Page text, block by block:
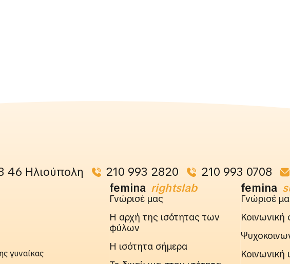
46 Ηλιούπολη 210 993 2820 210 993 0708
γυναίκας
femina rightslab
Γνώρισέ μας
Η αρχή της ισότητας των
φύλων
Η ισότητα σήμερα
femina
Γνώρισέ
Κοινωνική
Κοινωνική